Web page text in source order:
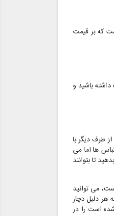
که بر قیمت
باشید و
طرف دیگر با
ها اما می
تا بتوانند
می توانید
هر دلیل دچار
است را در